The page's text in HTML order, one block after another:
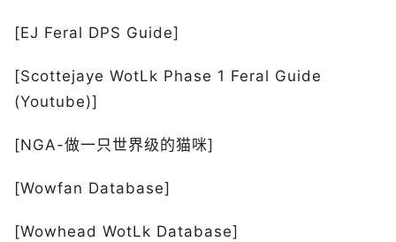
[EJ Feral DPS Guide]
[Scottejaye WotLk Phase 1 Feral Guide
(Youtube)]
[NGA-做一只世界级的猫咪]
[Wowfan Database]
[Wowhead WotLk Database]